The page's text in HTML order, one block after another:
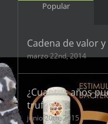
Popular
Cadena de valor
marzo 22nd, 2014
¿Cuantos años
trufas?
junio 20th, 2015